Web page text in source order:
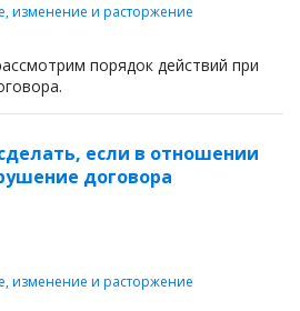
изменение и расторжение
порядок действий при
если в отношении
договора
изменение и расторжение